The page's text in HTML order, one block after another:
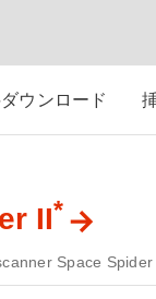
ウンロード
II*
Space